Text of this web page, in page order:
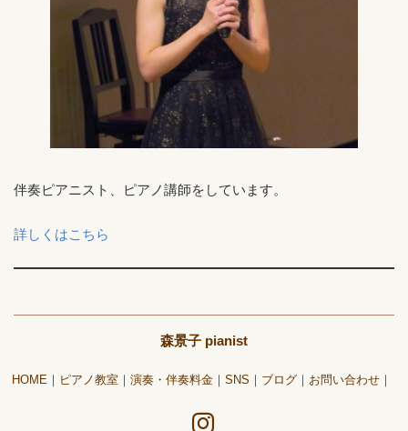
伴奏ピアニスト、ピアノ講師をしています。
詳しくはこちら
森景子 pianist
HOME ピアノ教室 演奏・伴奏料金 SNS ブログ お問い合わせ